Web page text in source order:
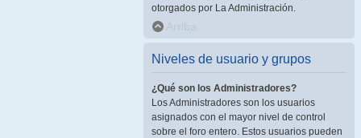
otorgados por La Administración.
Arriba
Niveles de usuario y grupos
¿Qué son los Administradores?
Los Administradores son los usuarios
asignados con el mayor nivel de control
sobre el foro entero. Estos usuarios pueden